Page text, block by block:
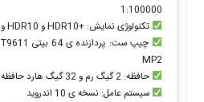
1:100000
تکنولوژی نمایش: +HDR10 و HDR10 و Local Dimming و MEMC و HLG
MP2
حافظه: 2 گیگ رم و 32 گیگ هارد حافظه
سیستم عامل: نسخه ی 10 اندرويد